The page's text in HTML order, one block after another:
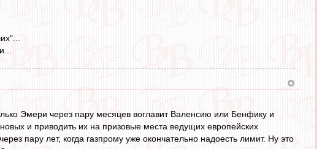
Эмери через пару месяцев воглавит Валенсию или Бенфику и
и приводить их на призовые места ведущих европейских
пару лет, когда газпрому уже окончательно надоесть лимит. Ну это